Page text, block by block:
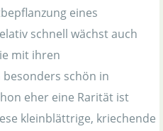
eines
schnell wächst auch
mit ihren
schön in
eher eine Rarität ist
kleinblättrige, kriechende